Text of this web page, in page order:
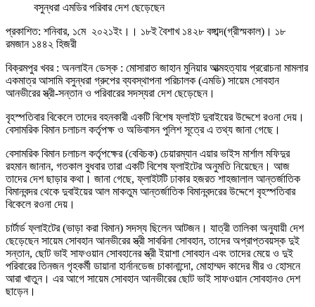
বসুন্ধরা এমডির পরিবার দেশ ছেড়েছেন
প্রকাশিত: শনিবার, ১মে ২০২১ইং।। ১৮ই বৈশাখ ১৪২৮ বঙ্গাব্দ(গ্রীস্মকাল)। ১৮
রমজান ১৪৪২ হিজরী
বিক্রমপুর খবর : অনলাইন ডেস্ক : মোসারাত জাহান মুনিয়ার আত্মহত্যায় প্ররোচনা মামলার
একমাত্র আসামি বসুন্ধরা গ্রুপের ব্যবস্থাপনা পরিচালক (এমডি) সায়েম সোবহান
আনভীরের স্ত্রী-সন্তান ও পরিবারের সদস্যরা দেশ ছেড়েছেন।
বৃহস্পতিবার বিকেলে তাদের বহনকারী একটি বিশেষ ফ্লাইট দুবাইয়ের উদ্দেশে রওনা দেয়।
বেসামরিক বিমান চলাচল কর্তৃপক্ষ ও অভিবাসন পুলিশ সূত্রে এ তথ্য জানা গেছে।
বেসামরিক বিমান চলাচল কর্তৃপক্ষের (বেবিচক) চেয়ারম্যান এয়ার ভাইস মার্শাল মফিদুর
রহমান জানান, গতকাল বুধবার তারা একটি বিশেষ ফ্লাইটের অনুমতি নিয়েছেন। আজ
তাদের দেশ ছাড়ার কথা। জানা গেছে, ফ্লাইটটি ঢাকার হজরত শাহজালাল আন্তর্জাতিক
বিমানবন্দর থেকে দুবাইয়ের আল মাকতুম আন্তর্জাতিক বিমানবন্দরের উদ্দেশে বৃহস্পতিবার
বিকেলে রওনা দেয়।
চার্টার্ড ফ্লাইটের (ভাড়া করা বিমান) সদস্য ছিলেন আটজন। যাত্রী তালিকা অনুযায়ী দেশ
ছেড়েছেন সায়েম সোবহান আনভীরের স্ত্রী সাবরিনা সোবহান, তাদের অপ্রাপ্তবয়স্ক দুই
সন্তান, ছোট ভাই সাফওয়ান সোবহানের স্ত্রী ইয়াশা সোবহান এবং তাদের মেয়ে ও দুই
পরিবারের তিনজন গৃহকর্মী ডায়ানা হার্নানডেজ চাকানান্দো, মোহাম্মদ কাদের মীর ও হোসনে
আরা খাতুন। এর আগে সায়েম সোবহান আনভীরের ছোট ভাই সাফওয়ান সোবহানও দেশ
ছাড়েন।